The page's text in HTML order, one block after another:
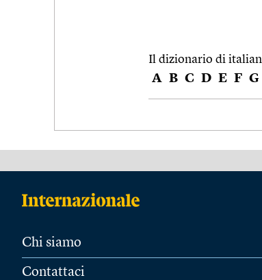
Il dizionario di
A B C D E F G
Chi siamo
Contattaci